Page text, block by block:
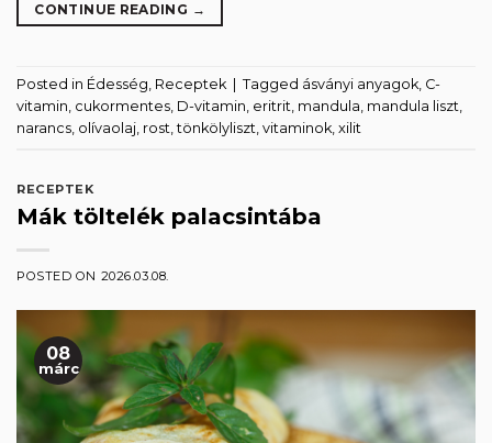
CONTINUE READING →
Posted in Édesség, Receptek Tagged ásványi anyagok, C-
vitamin, cukormentes, D-vitamin, eritrit, mandula, mandula liszt,
narancs, olívaolaj, rost,tönkölyliszt, vitaminok, xilit
RECEPTEK
Mák töltelék palacsintába
POSTED ON 2026.03.08.
08
márc